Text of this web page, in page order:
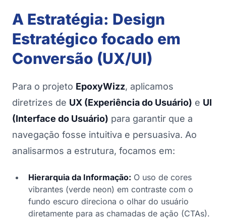
A Estratégia: Design
Estratégico focado em
Conversão (UX/UI)
Para o projeto EpoxyWizz, aplicamos
diretrizes de UX (Experiência do Usuário) e UI
(Interface do Usuário) para garantir que a
navegação fosse intuitiva e persuasiva. Ao
analisarmos a estrutura, focamos em:
Hierarquia da Informação: O uso de cores
vibrantes (verde neon) em contraste com o
fundo escuro direciona o olhar do usuário
diretamente para as chamadas de ação (CTAs).